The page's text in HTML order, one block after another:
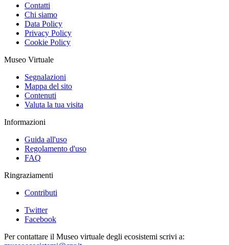
Contatti
Chi siamo
Data Policy
Privacy Policy
Cookie Policy
Museo Virtuale
Segnalazioni
Mappa del sito
Contenuti
Valuta la tua visita
Informazioni
Guida all'uso
Regolamento d'uso
FAQ
Ringraziamenti
Contributi
Twitter
Facebook
Per contattare il Museo virtuale degli ecosistemi scrivi a: